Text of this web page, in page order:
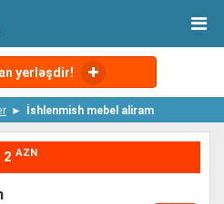
yerləşdir!
İshlenmish mebel aliram
2 AZN